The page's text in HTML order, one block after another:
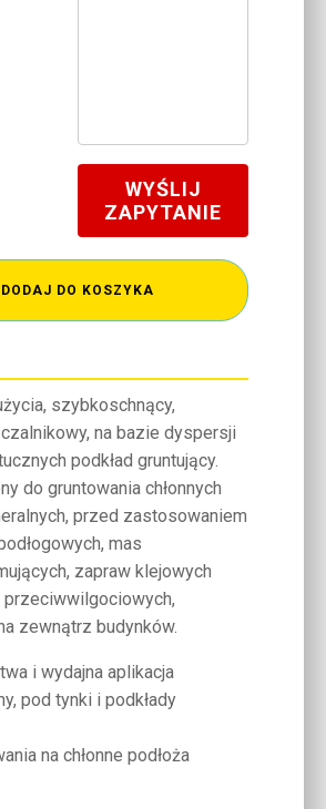
WYŚLIJ
ZAPYTANIE
DODAJ DO KOSZYKA
szybkoschnący,
na bazie dyspersji
podkład gruntujący.
do gruntowania chłonnych
przed zastosowaniem
mas
zapraw klejowych
zewnątrz budynków.
i wydajna aplikacja
pod tynki i podkłady
na chłonne podłoża